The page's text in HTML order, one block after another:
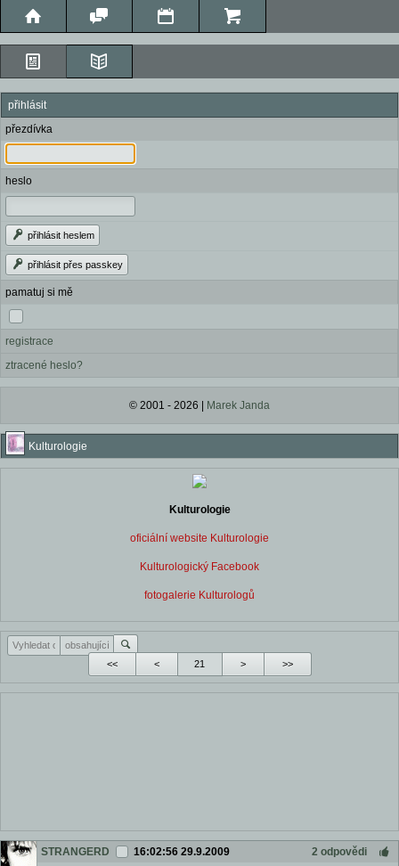
přihlásit
přezdívka
heslo
přihlásit heslem
přihlásit přes passkey
pamatuj si mě
registrace
ztracené heslo?
© 2001 - 2026 | Marek Janda
Kulturologie
Kulturologie
oficiální website Kulturologie
Kulturologický Facebook
fotogalerie Kulturologů
<< < > >>
STRANGERD 16:02:56 29.9.2009
2 odpovědi